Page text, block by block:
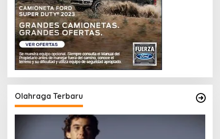
Olahraga Terbaru